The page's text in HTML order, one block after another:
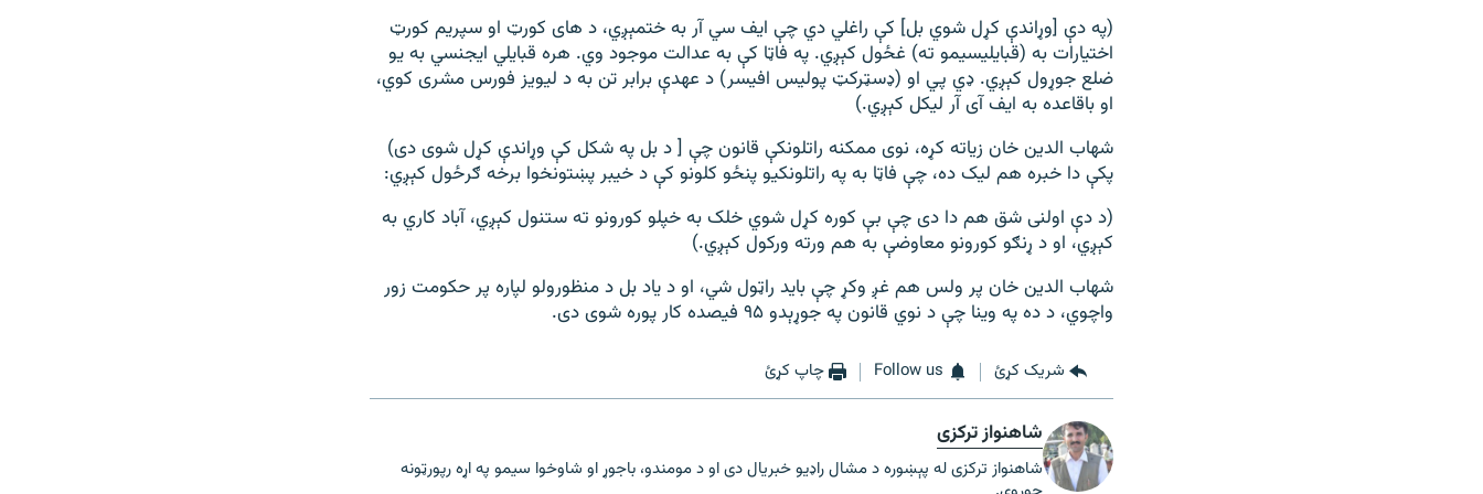
(په دې [وړاندې کړل شوي بل] کې راغلي دي چې ایف سي آر به ختمېږي، د های کورټ او سپریم کورټ
اختیارات به (قبایليسیمو ته) غځول کېږي. په فاټا کې به عدالت موجود وي. هره قبایلي ایجنسي به یو
ضلع جوړول کېږي. ډي پي او (ډسټرکټ پولیس افیسر) د عهدې برابر تن به د لیویز فورس مشری کوي،
او باقاعده به ایف آی آر لیکل کېږي.)
شهاب الدین خان زیاته کړه، نوی ممکنه راتلونکې قانون چې [ د بل په شکل کې وړاندې کړل شوی دی)
پکې دا خبره هم لیک ده، چې فاټا به په راتلونکیو پنځو کلونو کې د خیبر پښتونخوا برخه ګرځول کېږي:
(د دې اولنی شق هم دا دی چې بې کوره کړل شوي خلک به خپلو کورونو ته ستنول کېږي، آباد کاري به
کېږي، او د ړنګو کورونو معاوضې به هم ورته ورکول کېږي.)
شهاب الدین خان پر ولس هم غږ وکړ چې باید راټول شي، او د یاد بل د منظورولو لپاره پر حکومت زور
واچوي، د ده په وینا چې د نوي قانون په جوړېدو ۹۵ فیصده کار پوره شوی دی.
شریک کړئ Follow us چاپ کړئ
شاهنواز ترکزی
شاهنواز ترکزی له پېښوره د مشال راډیو خبریال دی او د مومندو، باجوړ او شاوخوا سیمو په اړه رپورټونه